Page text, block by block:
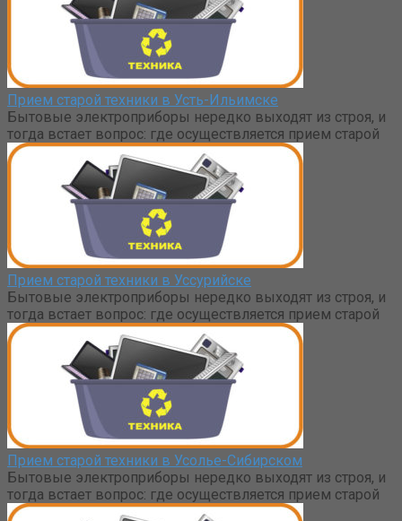
Прием старой техники в Усть-Ильимске
Бытовые электроприборы нередко выходят из строя, и
тогда встает вопрос: где осуществляется прием старой
Прием старой техники в Уссурийске
Бытовые электроприборы нередко выходят из строя, и
тогда встает вопрос: где осуществляется прием старой
Прием старой техники в Усолье-Сибирском
Бытовые электроприборы нередко выходят из строя, и
тогда встает вопрос: где осуществляется прием старой